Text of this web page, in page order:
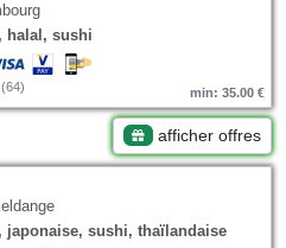
halal, sushi
(64) min: 35.00 €
afficher offres
japonaise, sushi, thaïlandaise